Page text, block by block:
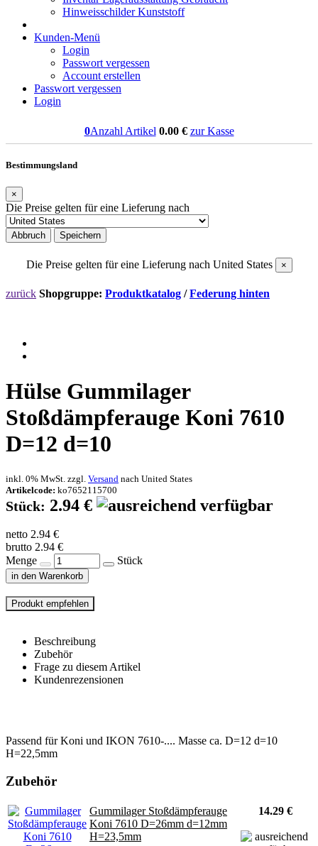
Hinweisschilder Kunststoff
Kunden-Menü
Login
Passwort vergessen
Account erstellen
Passwort vergessen
Login
0Anzahl Artikel 0.00€ zur Kasse
Bestimmungsland
×
Die Preise gelten für eine Lieferung nach
Abbruch Speichern
Die Preise gelten für eine Lieferung nach United States ×
zurück Shopgruppe: Produktkatalog /Federung hinten
Hülse Gummilager
Stoßdämpferauge Koni 7610
D=12 d=10
inkl. 0% MwSt. zzgl. Versand nach United States
Artikelcode: ko7652115700
Stück: 2.94 €
netto 2.94 €
brutto 2.94 €
Menge
Stück
in den Warenkorb
Beschreibung
Zubehör
Frage zu diesem Artikel
Kundenrezensionen
Passend für Koni und IKON 7610-.... Masse ca. D=12 d=10
H=22,5mm
Zubehör
Gummilager Stoßdämpferauge
Koni 7610 D=26mm d=12mm
H=23,5mm
14.29 €